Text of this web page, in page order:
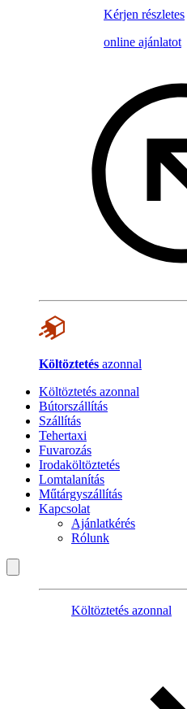
Kérjen részletes
online ajánlatot
Költöztetés azonnal
Költöztetés azonnal
Bútorszállítás
Szállítás
Tehertaxi
Fuvarozás
Irodaköltöztetés
Lomtalanítás
Műtárgyszállítás
Kapcsolat
Ajánlatkérés
Rólunk
Költöztetés azonnal